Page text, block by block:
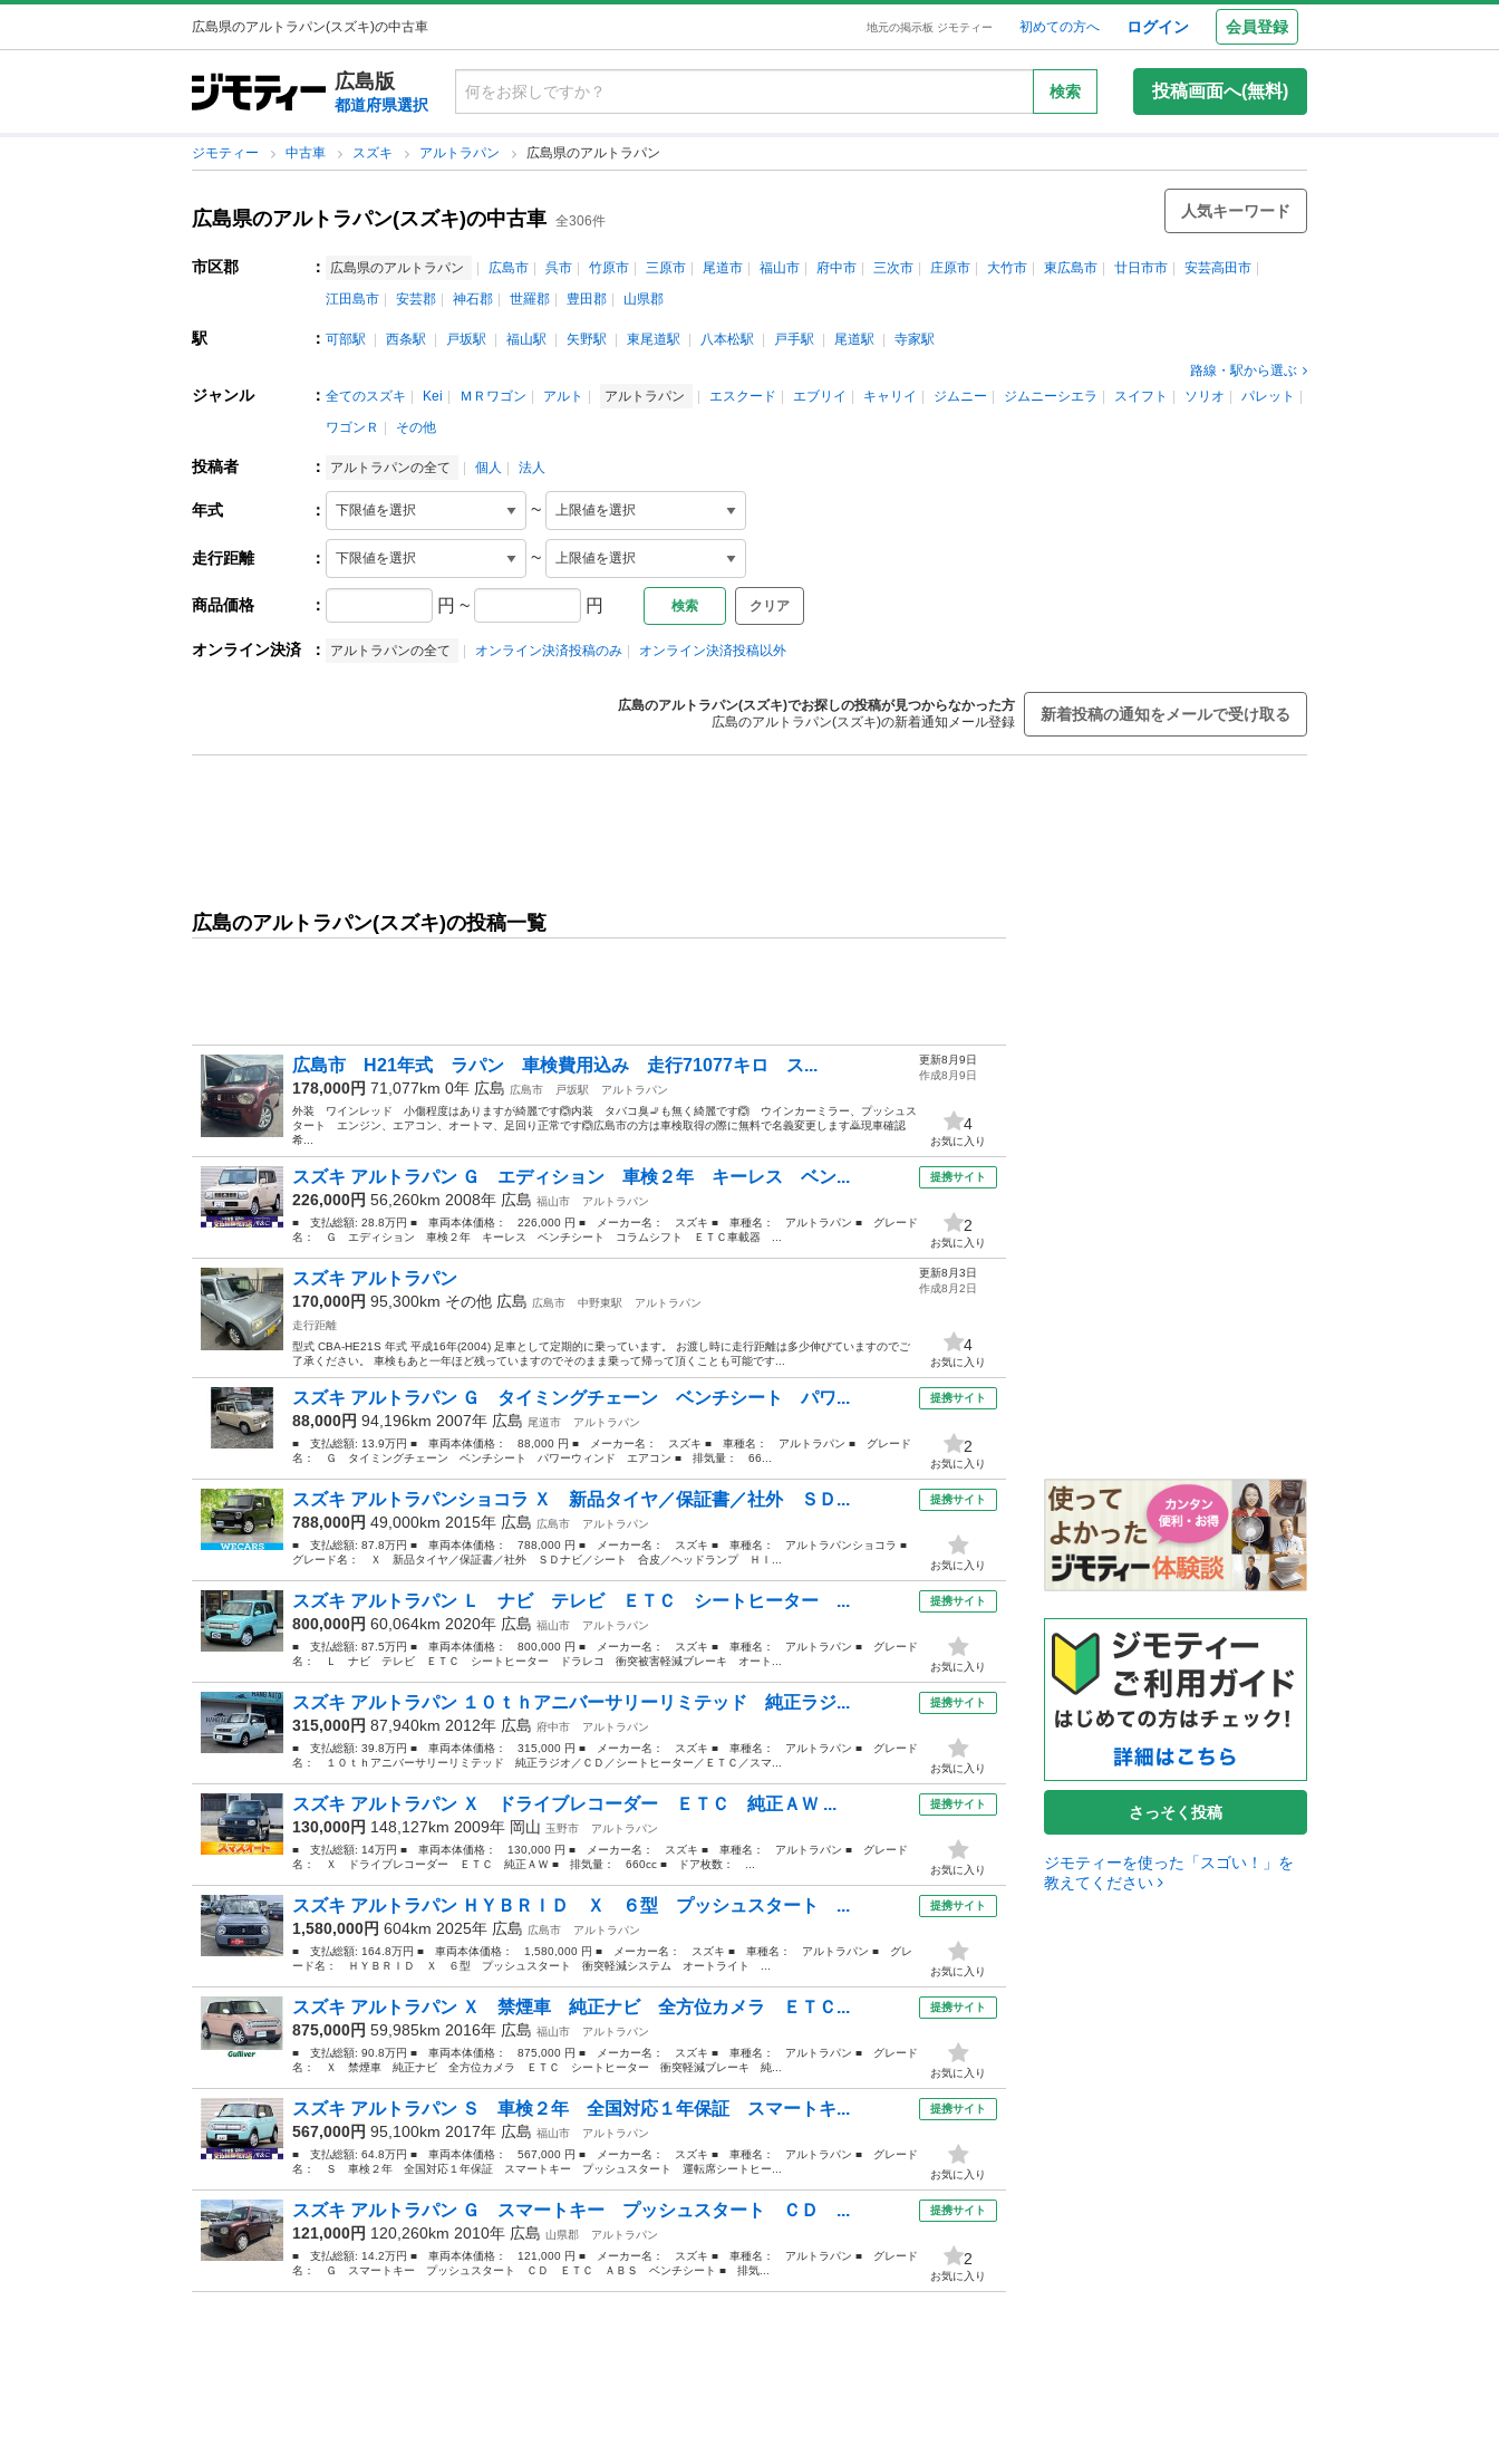
広島県のアルトラパン(スズキ)の中古車 地元の掲示板 ジモティー 初めての方へ ログイン 会員登録
広島版
都道府県選択
検索 投稿画面へ(無料)
ジモティー 中古車 スズキ アルトラパン 広島県のアルトラパン
広島県のアルトラパン(スズキ)の中古車 全306件
人気キーワード
市区郡 ： 広島県のアルトラパン 広島市 呉市 竹原市 三原市 尾道市 福山市 府中市 三次市 庄原市 大竹市 東広島市 廿日市市
安芸高田市
江田島市
安芸郡 神石郡 世羅郡 豊田郡 山県郡
駅 ： 可部駅 西条駅 戸坂駅 福山駅 矢野駅 東尾道駅 八本松駅 戸手駅 尾道駅
寺家駅
路線・駅から選ぶ
ジャンル ： 全てのスズキ Kei ＭＲワゴン アルト アルトラパン エスクード エブリイ キャリイ ジムニー ジムニーシエラ スイフト ソリオ
パレット
ワゴンＲ
その他
投稿者 ： アルトラパンの全て 個人 法人
年式 ： ~
走行距離 ： ~
商品価格 ： 円 ~ 円 クリア
オンライン決済 ： アルトラパンの全て オンライン決済投稿のみ オンライン決済投稿以外
広島のアルトラパン(スズキ)でお探しの投稿が見つからなかった方
広島のアルトラパン(スズキ)の新着通知メール登録
新着投稿の通知をメールで受け取る
広島のアルトラパン(スズキ)の投稿一覧
広島市 H21年式 ラパン 車検費用込み 走行71077キロ ス...
178,000円 71,077km 0年 広島 広島市 戸坂駅
アルトラパン
外装 ワインレッド 小傷程度はありますが綺麗です🙆内装 タバコ臭🚬も無く綺麗です🙆 ウインカーミラー、プッシュス
タート エンジン、エアコン、オートマ、足回り正常です🙆広島市の方は車検取得の際に無料で名義変更します🙇現車確認
希...
更新8月9日
作成8月9日
4
お気に入り
スズキ アルトラパン Ｇ エディション 車検２年 キーレス ベン...
226,000円 56,260km 2008年 広島 福山市
アルトラパン
■ 支払総額: 28.8万円 ■ 車両本体価格： 226,000 円 ■ メーカー名： スズキ ■ 車種名： アルトラパン ■ グレード
名： Ｇ エディション 車検２年 キーレス ベンチシート コラムシフト ＥＴＣ車載器 ...
提携サイト
2
お気に入り
スズキ アルトラパン
170,000円 95,300km その他 広島 広島市 中野東駅
アルトラパン
走行距離
型式 CBA-HE21S 年式 平成16年(2004) 足車として定期的に乗っています。 お渡し時に走行距離は多少伸びていますのでご
了承ください。 車検もあと一年ほど残っていますのでそのまま乗って帰って頂くことも可能です...
更新8月3日
作成8月2日
4
お気に入り
スズキ アルトラパン Ｇ タイミングチェーン ベンチシート パワ...
88,000円 94,196km 2007年 広島 尾道市
アルトラパン
■ 支払総額: 13.9万円 ■ 車両本体価格： 88,000 円 ■ メーカー名： スズキ ■ 車種名： アルトラパン ■ グレード
名： Ｇ タイミングチェーン ベンチシート パワーウィンド エアコン ■ 排気量： 66...
提携サイト
2
お気に入り
スズキ アルトラパンショコラ Ｘ 新品タイヤ／保証書／社外 ＳＤ...
788,000円 49,000km 2015年 広島 広島市
アルトラパン
■ 支払総額: 87.8万円 ■ 車両本体価格： 788,000 円 ■ メーカー名： スズキ ■ 車種名： アルトラパンショコラ ■
グレード名： Ｘ 新品タイヤ／保証書／社外 ＳＤナビ／シート 合皮／ヘッドランプ ＨＩ...
提携サイト
お気に入り
スズキ アルトラパン Ｌ ナビ テレビ ＥＴＣ シートヒーター ...
800,000円 60,064km 2020年 広島 福山市
アルトラパン
■ 支払総額: 87.5万円 ■ 車両本体価格： 800,000 円 ■ メーカー名： スズキ ■ 車種名： アルトラパン ■ グレード
名： Ｌ ナビ テレビ ＥＴＣ シートヒーター ドラレコ 衝突被害軽減ブレーキ オート...
提携サイト
お気に入り
スズキ アルトラパン １０ｔｈアニバーサリーリミテッド 純正ラジ...
315,000円 87,940km 2012年 広島 府中市
アルトラパン
■ 支払総額: 39.8万円 ■ 車両本体価格： 315,000 円 ■ メーカー名： スズキ ■ 車種名： アルトラパン ■ グレード
名： １０ｔｈアニバーサリーリミテッド 純正ラジオ／ＣＤ／シートヒーター／ＥＴＣ／スマ...
提携サイト
お気に入り
スズキ アルトラパン Ｘ ドライブレコーダー ＥＴＣ 純正ＡＷ ...
130,000円 148,127km 2009年 岡山 玉野市
アルトラパン
■ 支払総額: 14万円 ■ 車両本体価格： 130,000 円 ■ メーカー名： スズキ ■ 車種名： アルトラパン ■ グレード
名： Ｘ ドライブレコーダー ＥＴＣ 純正ＡＷ ■ 排気量： 660cc ■ ドア枚数： ...
提携サイト
お気に入り
スズキ アルトラパン ＨＹＢＲＩＤ Ｘ ６型 プッシュスタート ...
1,580,000円 604km 2025年 広島 広島市
アルトラパン
■ 支払総額: 164.8万円 ■ 車両本体価格： 1,580,000 円 ■ メーカー名： スズキ ■ 車種名： アルトラパン ■ グレ
ード名： ＨＹＢＲＩＤ Ｘ ６型 プッシュスタート 衝突軽減システム オートライト ...
提携サイト
お気に入り
スズキ アルトラパン Ｘ 禁煙車 純正ナビ 全方位カメラ ＥＴＣ...
875,000円 59,985km 2016年 広島 福山市
アルトラパン
■ 支払総額: 90.8万円 ■ 車両本体価格： 875,000 円 ■ メーカー名： スズキ ■ 車種名： アルトラパン ■ グレード
名： Ｘ 禁煙車 純正ナビ 全方位カメラ ＥＴＣ シートヒーター 衝突軽減ブレーキ 純...
提携サイト
お気に入り
スズキ アルトラパン Ｓ 車検２年 全国対応１年保証 スマートキ...
567,000円 95,100km 2017年 広島 福山市
アルトラパン
■ 支払総額: 64.8万円 ■ 車両本体価格： 567,000 円 ■ メーカー名： スズキ ■ 車種名： アルトラパン ■ グレード
名： Ｓ 車検２年 全国対応１年保証 スマートキー プッシュスタート 運転席シートヒー...
提携サイト
お気に入り
スズキ アルトラパン Ｇ スマートキー プッシュスタート ＣＤ ...
121,000円 120,260km 2010年 広島 山県郡
アルトラパン
■ 支払総額: 14.2万円 ■ 車両本体価格： 121,000 円 ■ メーカー名： スズキ ■ 車種名： アルトラパン ■ グレード
名： Ｇ スマートキー プッシュスタート ＣＤ ＥＴＣ ＡＢＳ ベンチシート ■ 排気...
提携サイト
2
お気に入り
さっそく投稿
ジモティーを使った「スゴい！」を
教えてください